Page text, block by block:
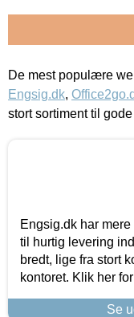
De mest populære
Engsig.dk,
stort sortiment til gode
Engsig.dk har
til hurtig levering
bredt, lige fra stort
kontoret. Klik her
Se